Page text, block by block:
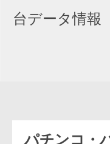
台データ情報
パチンコ・